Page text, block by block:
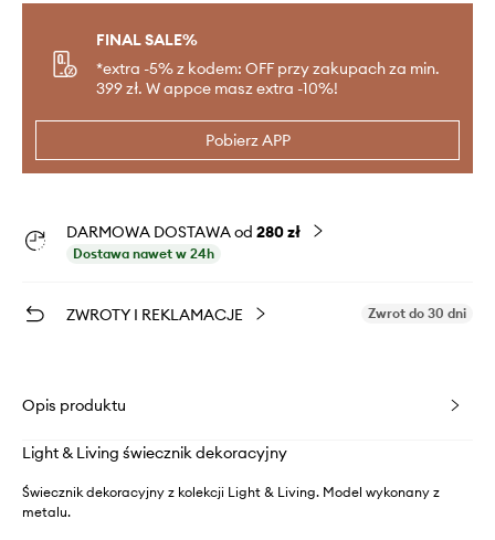
FINAL SALE%
*extra -5% z kodem: OFF przy zakupach za min.
399 zł. W appce masz extra -10%!
Pobierz APP
DARMOWA DOSTAWA od 280 zł
Dostawa nawet w 24h
ZWROTY I REKLAMACJE Zwrot do 30 dni
Opis produktu
Light & Living świecznik dekoracyjny
Świecznik dekoracyjny z kolekcji Light & Living. Model wykonany z
metalu.